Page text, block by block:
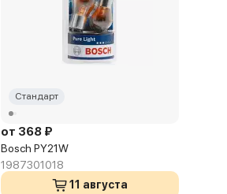
Стандарт
от 368 ₽
Bosch PY21W
1987301018
11 августа